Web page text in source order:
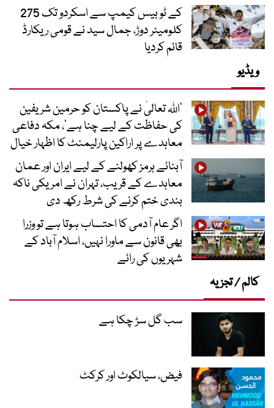
کے ٹو بیس کیمپ سے اسکردو تک 275
کلومیٹر دوڑ، جمال سید نے قومی ریکارڈ
قائم کردیا
ویڈیو
’اللہ تعالیٰ نے پاکستان کو حرمین شریفین
کی حفاظت کے لیے چنا ہے‘، مکہ دفاعی
معاہدے پر اراکین پارلیمنٹ کا اظہار خیال
آبنائے ہرمز کھولنے کے لیے ایران اور عمان
معاہدے کے قریب، تہران نے امریکی ناکہ
بندی ختم کرنے کی شرط رکھ دی
اگر عام آدمی کا احتساب ہوتا ہے تو وزرا
بھی قانون سے ماورا نہیں، اسلام آباد کے
شہریوں کی رائے
کالم / تجزیہ
سب گل سڑ چکا ہے
فیض، سیالکوٹ اور کرکٹ